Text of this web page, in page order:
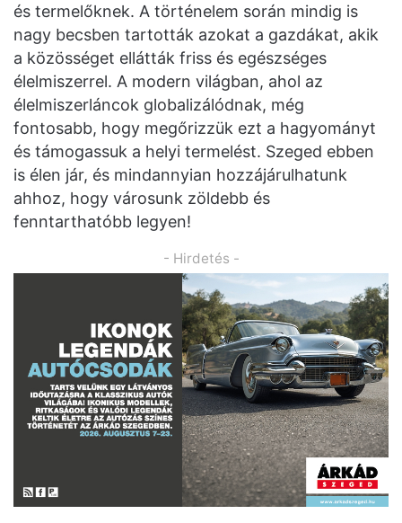
és termelőknek. A történelem során mindig is
nagy becsben tartották azokat a gazdákat, akik
a közösséget ellátták friss és egészséges
élelmiszerrel. A modern világban, ahol az
élelmiszerláncok globalizálódnak, még
fontosabb, hogy megőrizzük ezt a hagyományt
és támogassuk a helyi termelést. Szeged ebben
is élen jár, és mindannyian hozzájárulhatunk
ahhoz, hogy városunk zöldebb és
fenntarthatóbb legyen!
- Hirdetés -